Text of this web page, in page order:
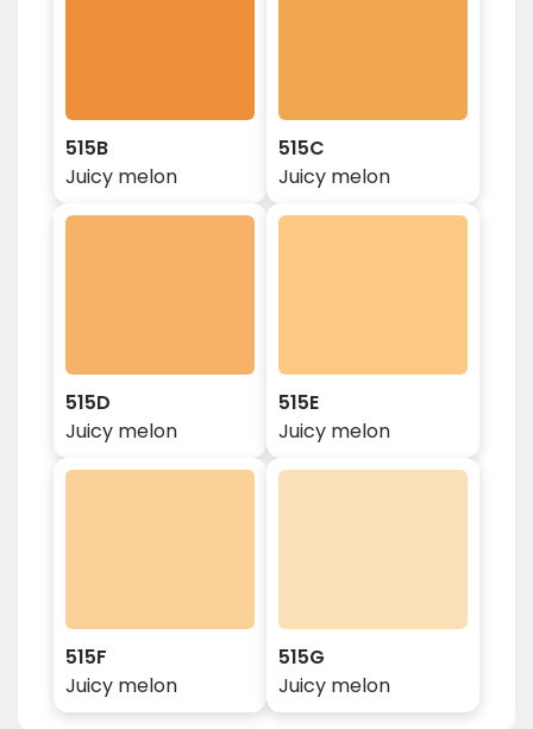
515B
Juicy melon
515C
Juicy melon
515D
Juicy melon
515E
Juicy melon
515F
Juicy melon
515G
Juicy melon